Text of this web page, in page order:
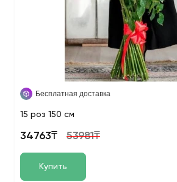
Бесплатная доставка
15 роз 150 см
34763₸ 53981₸
Купить